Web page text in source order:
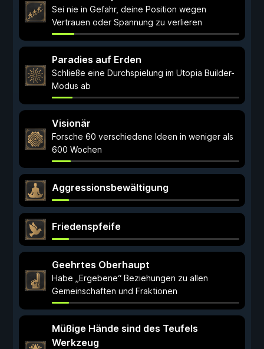
Sei nie in Gefahr, deine Position wegen
Vertrauen oder Spannung zu verlieren
Paradies auf Erden
Schließe eine Durchspielung im Utopia Builder-
Modus ab
Visionär
Forsche 60 verschiedene Ideen in weniger als
600 Wochen
Aggressionsbewältigung
Friedenspfeife
Geehrtes Oberhaupt
Habe „Ergebene“ Beziehungen zu allen
Gemeinschaften und Fraktionen
Müßige Hände sind des Teufels
Werkzeug